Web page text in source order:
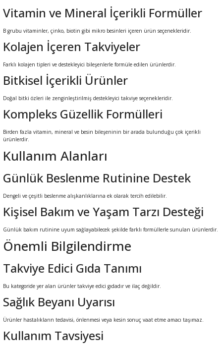
Ürün ve Gereçleri
Vitamin ve Mineral İçerikli Formüller
B grubu vitaminler, çinko, biotin gibi mikro besinleri içeren ürün seçenekleridir.
Kolajen İçeren Takviyeler
Farklı kolajen tipleri ve destekleyici bileşenlerle formüle edilen ürünlerdir.
Bitkisel İçerikli Ürünler
Doğal bitki özleri ile zenginleştirilmiş destekleyici takviye seçenekleridir.
Kompleks Güzellik Formülleri
Birden fazla vitamin, mineral ve besin bileşeninin bir arada bulunduğu çok içerikli
ürünlerdir.
Kullanım Alanları
Günlük Beslenme Rutinine Destek
Dengeli ve çeşitli beslenme alışkanlıklarına ek olarak tercih edilebilir.
Kişisel Bakım ve Yaşam Tarzı Desteği
Günlük bakım rutinine uyum sağlayabilecek şekilde farklı formüllerle sunulan ürünlerdir.
Önemli Bilgilendirme
Takviye Edici Gıda Tanımı
Bu kategoride yer alan ürünler takviye edici gıdadır ve ilaç değildir.
Sağlık Beyanı Uyarısı
Ürünler hastalıkların tedavisi, önlenmesi veya kesin sonuç vaat etme amacı taşımaz.
Kullanım Tavsiyesi